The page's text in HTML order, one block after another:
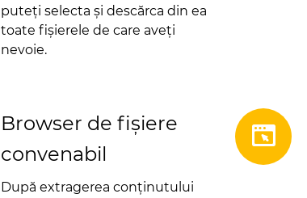
puteți selecta și descărca din ea
toate fișierele de care aveți
nevoie.
Browser de fișiere
convenabil
După extragerea conținutului